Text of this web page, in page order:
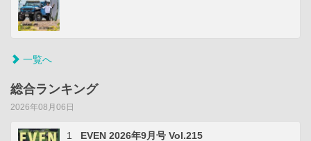
一覧へ
総合ランキング
2026年08月06日
1 EVEN 2026年9月号 Vol.215